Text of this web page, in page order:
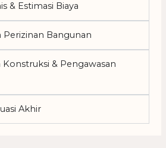
& Estimasi Biaya
Bangunan
& Pengawasan
Akhir